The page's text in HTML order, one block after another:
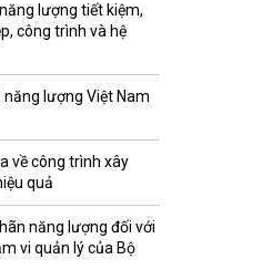
lượng tiết kiệm,
công trình và hệ
năng lượng Việt Nam
về công trình xây
quả
năng lượng đối với
vi quản lý của Bộ